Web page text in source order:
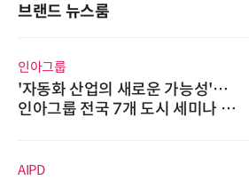
브랜드 뉴스룸
그룹
화 산업의 새로운 가능성'…
그룹 전국 7개 도시 세미나 페